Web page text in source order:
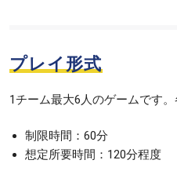
プレイ形式
1チーム最大6人のゲームです
制限時間：60分
想定所要時間：120分程度